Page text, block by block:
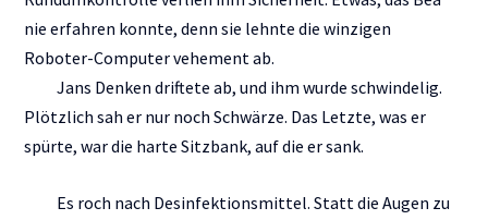
nie erfahren konnte, denn sie lehnte die winzigen
Roboter-Computer vehement ab.
Jans Denken driftete ab, und ihm wurde schwindelig.
Plötzlich sah er nur noch Schwärze. Das Letzte, was er
spürte, war die harte Sitzbank, auf die er sank.
Es roch nach Desinfektionsmittel. Statt die Augen zu